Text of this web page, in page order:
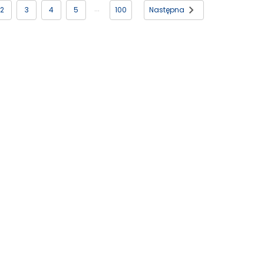
2 3 4 5 100 Następna